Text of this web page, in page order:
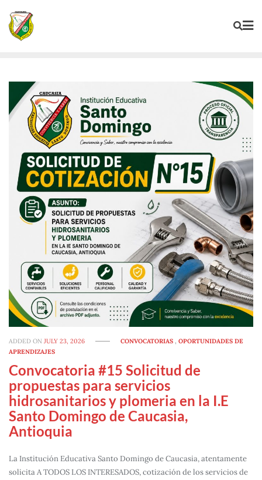
ADDED ON JULY 23, 2026 CONVOCATORIAS ,OPORTUNIDADES DE
APRENDIZAJES
Convocatoria #15 Solicitud de
propuestas para servicios
hidrosanitarios y plomeria en la I.E
Santo Domingo de Caucasia,
Antioquia
La Institución Educativa Santo Domingo de Caucasia, atentamente
solicita A TODOS LOS INTERESADOS, cotización de los servicios de